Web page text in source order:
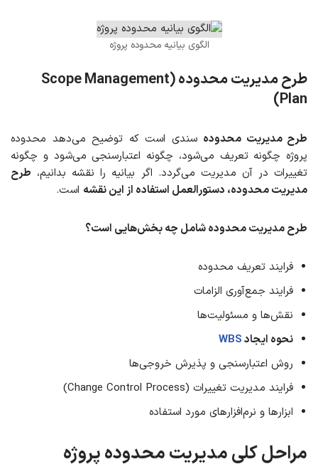
الگوی بیانیه محدوده پروژه
طرح مدیریت محدوده (Scope Management
Plan)
طرح مدیریت محدوده سندی است که توضیح می‌دهد محدوده
پروژه چگونه تعریف می‌شود، چگونه اعتبارسنجی می‌شود و چگونه
تغییرات در آن مدیریت می‌گردد. اگر بیانیه را نقشه بدانیم، طرح
مدیریت محدوده، دستورالعمل استفاده از این نقشه است.
طرح مدیریت محدوده شامل چه بخش‌هایی است؟
فرایند تعریف محدوده
فرایند جمع‌آوری الزامات
نقش‌ها و مسئولیت‌ها
نحوه ایجاد
روش اعتبارسنجی و پذیرش خروجی‌ها
فرایند مدیریت تغییرات (Change Control Process)
ابزارها و نرم‌افزارهای مورد استفاده
مراحل کلیمدیریت محدوده پروژه